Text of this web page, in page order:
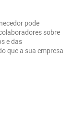
pode
sobre
e das
que a sua empresa